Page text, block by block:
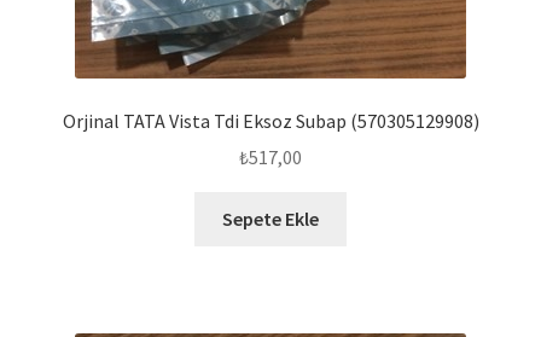
Orjinal TATA Vista Tdi Eksoz Subap (570305129908)
₺517,00
Sepete Ekle